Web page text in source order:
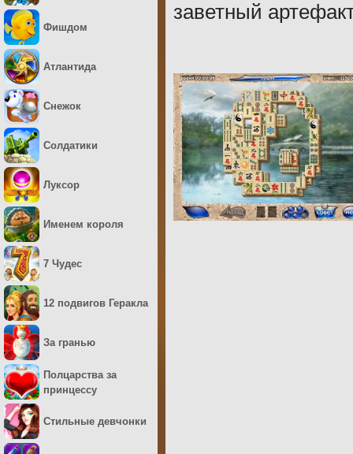
заветный
Фишдом
Атлантида
Снежок
Солдатики
Луксор
Именем короля
7 Чудес
12 подвигов Геракла
За гранью
Полцарства за
принцессу
Стильные девчонки